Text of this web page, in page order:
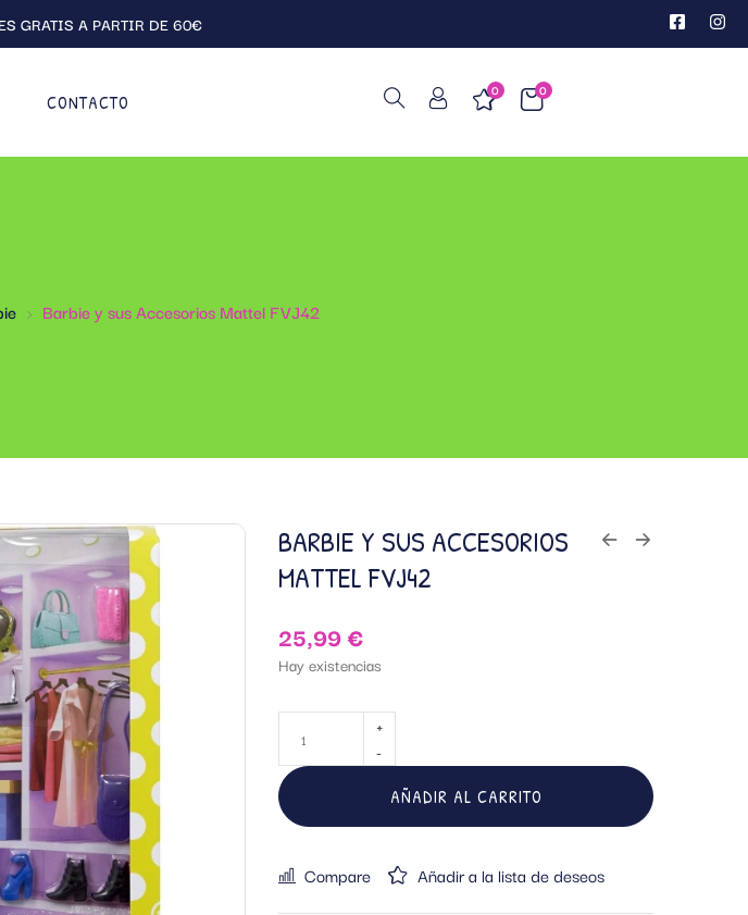
GRATIS A PARTIR DE 60€
CONTACTO
0
0
Barbie y sus Accesorios Mattel FVJ42
BARBIE Y SUS ACCESORIOS
MATTEL FVJ42
25,99€
Hay existencias
AÑADIR AL CARRITO
Compare Añadir a la lista de deseos